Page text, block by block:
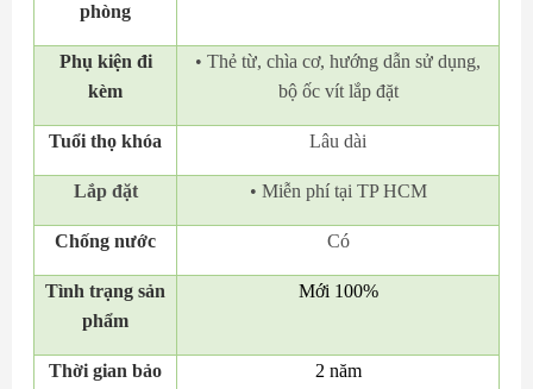
phòng
Phụ kiện đi
kèm
• Thẻ từ, chìa cơ, hướng dẫn sử dụng,
bộ ốc vít lắp đặt
Tuổi thọ khóa Lâu dài
Lắp đặt • Miễn phí tại TP HCM
Chống nước Có
Tình trạng sản
phẩm
Mới 100%
Thời gian bảo
2 năm